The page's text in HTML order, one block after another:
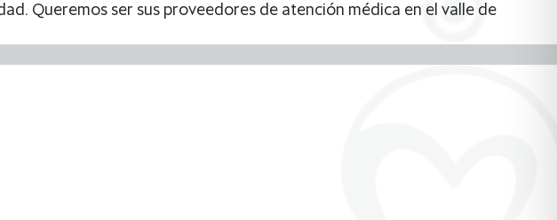
Queremos ser sus proveedores de atención médica en el valle de